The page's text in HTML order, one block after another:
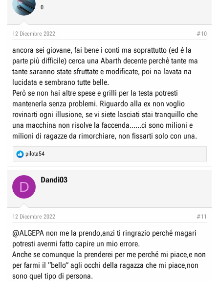
0
12 Dicembre 2022 #10
ancora sei giovane, fai bene i conti ma soprattutto (ed è la
parte più difficile) cerca una Abarth decente perchè tante ma
tante saranno state sfruttate e modificate, poi na lavata na
lucidata e sembrano tutte belle.
Però se non hai altre spese e grilli per la testa potresti
mantenerla senza problemi. Riguardo alla ex non voglio
rovinarti ogni illusione, se vi siete lasciati stai tranquillo che
una macchina non risolve la faccenda......ci sono milioni e
milioni di ragazze da rimorchiare, non fissarti solo con una.
R
e
s
pilota54
D Dandi03
12 Dicembre 2022 #11
@ALGEPA non me la prendo,anzi ti ringrazio perché magari
potresti avermi fatto capire un mio errore.
Anche se comunque la prenderei per me perché mi piace,e non
per farmi il “bello” agli occhi della ragazza che mi piace,non
sono quel tipo di persona.